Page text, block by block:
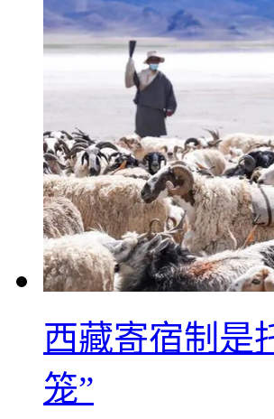
西藏寄宿制是
笼”